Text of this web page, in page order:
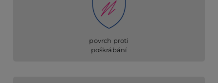
povrch proti
poškrábání